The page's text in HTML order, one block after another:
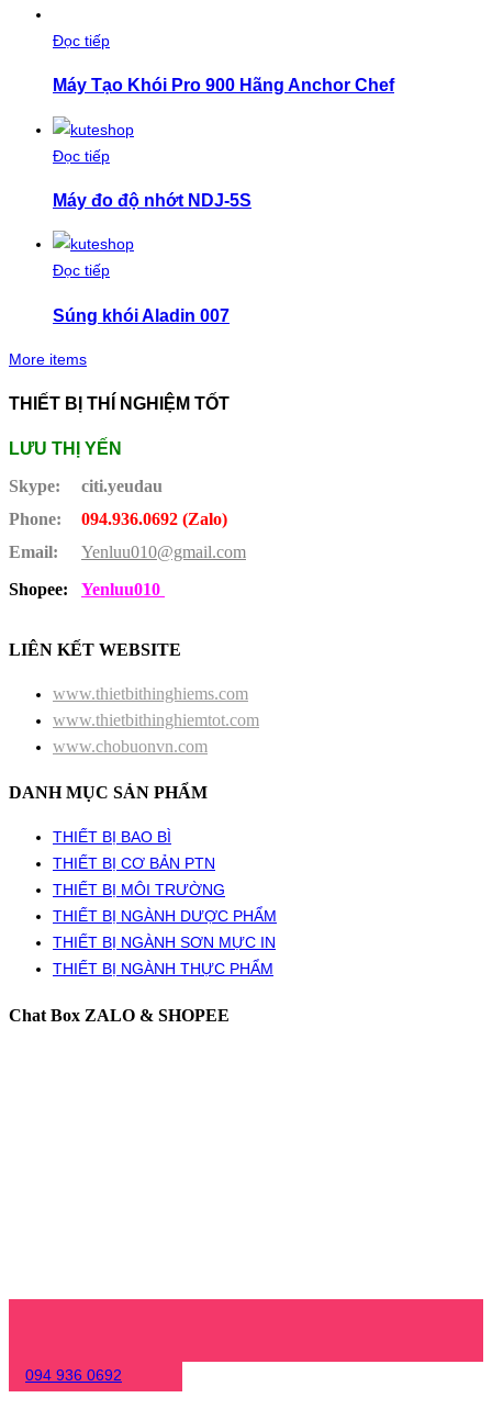
Đọc tiếp
Máy Tạo Khói Pro 900 Hãng Anchor Chef
Đọc tiếp
Máy đo độ nhớt NDJ-5S
Đọc tiếp
Súng khói Aladin 007
More items
THIẾT BỊ THÍ NGHIỆM TỐT
LƯU THỊ YẾN
Skype:
citi.yeudau
Phone:
094.936.0692 (Zalo)
Email:
Yenluu010@gmail.com
Shopee:
Yenluu010
LIÊN KẾT WEBSITE
www.thietbithinghiems.com
www.thietbithinghiemtot.com
www.chobuonvn.com
DANH MỤC SẢN PHẨM
THIẾT BỊ BAO BÌ
THIẾT BỊ CƠ BẢN PTN
THIẾT BỊ MÔI TRƯỜNG
THIẾT BỊ NGÀNH DƯỢC PHẨM
THIẾT BỊ NGÀNH SƠN MỰC IN
THIẾT BỊ NGÀNH THỰC PHẨM
Chat Box ZALO & SHOPEE
094 936 0692